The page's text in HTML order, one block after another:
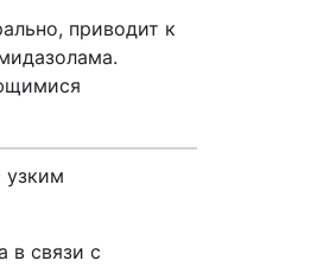
приводит к
узким
в связи с